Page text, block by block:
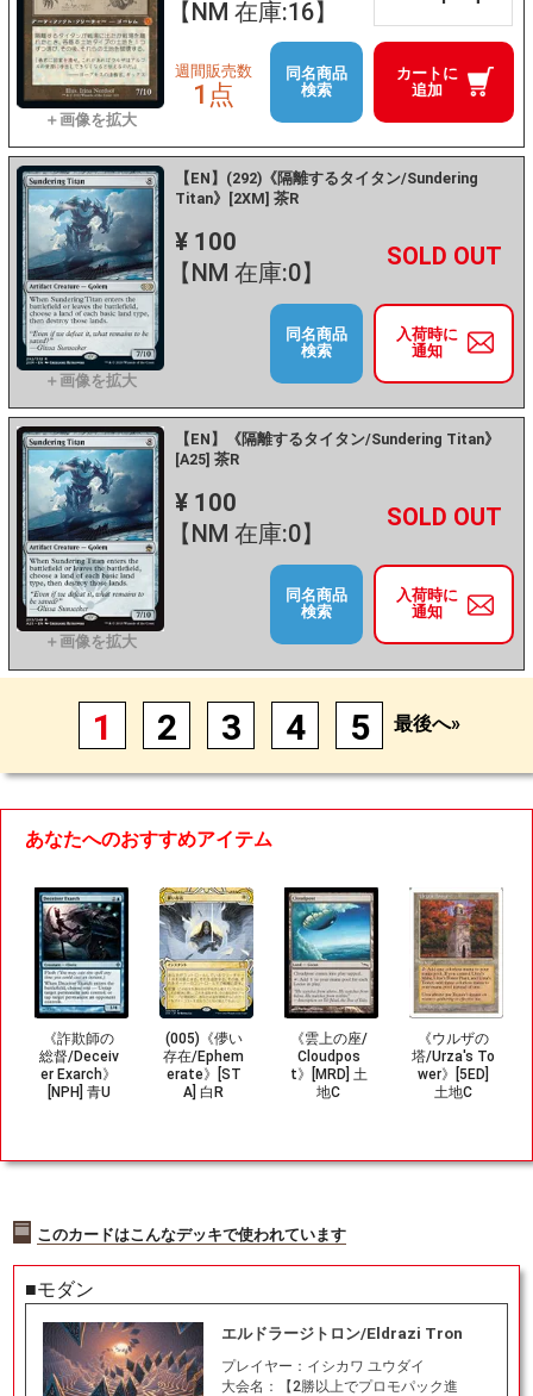
【NM 在庫:16】
カートに
追加
週間販売数
1点
同名商品
検索
【EN】(292)《隔離するタイタン/Sundering
Titan》[2XM] 茶R
¥ 100
【NM 在庫:0】
－ +
入荷時に
通知
同名商品
検索
【EN】《隔離するタイタン/Sundering Titan》
[A25] 茶R
¥ 100
【NM 在庫:0】
－ +
入荷時に
通知
同名商品
検索
1 2 3 4 5 最後へ»
あなたへのおすすめアイテム
《詐欺師の
総督/Deceiv
er Exarch》
[NPH] 青U
(005)《儚い
存在/Ephem
erate》[ST
A] 白R
《雲上の座/
Cloudpos
t》[MRD] 土
地C
《ウルザの
塔/Urza's To
wer》[5ED]
土地C
このカードはこんなデッキで使われています
■モダン
エルドラージトロン/Eldrazi Tron
プレイヤー： イシカワ ユウダイ
大会名：
【2勝以上でプロモパック進